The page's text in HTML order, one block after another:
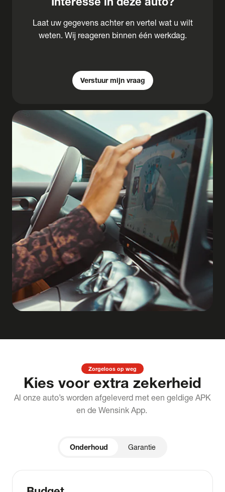
Laat uw gegevens achter en vertel wat u wilt
weten. Wij reageren binnen één werkdag.
Verstuur mijn vraag
Zorgeloos op weg
Kies voor extra zekerheid
Al onze auto’s worden afgeleverd met een geldige APK
en de Wensink App.
Onderhoud Garantie